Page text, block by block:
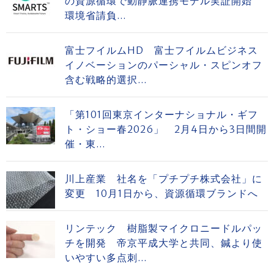
環境省請負...
富士フイルムHD 富士フイルムビジネス
イノベーションのパーシャル・スピンオフ
含む戦略的選択...
「第101回東京インターナショナル・ギフ
ト・ショー春2026」 2月4日から3日間開
催・東...
川上産業 社名を「プチプチ株式会社」に
変更 10月1日から、資源循環ブランドへ
リンテック 樹脂製マイクロニードルパッ
チを開発 帝京平成大学と共同、鍼より使
いやすい多点刺...